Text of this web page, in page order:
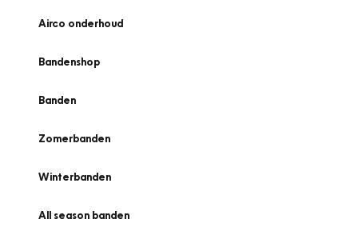
Airco onderhoud
Bandenshop
Banden
Zomerbanden
Winterbanden
All season banden